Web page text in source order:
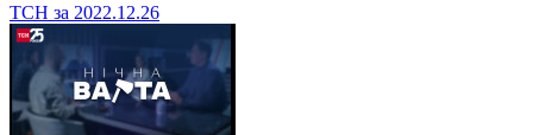
ТСН за 2022.12.26